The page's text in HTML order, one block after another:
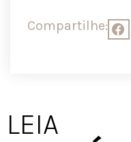
Compartilhe:
LEIA